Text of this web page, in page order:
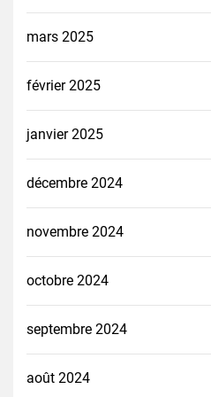
mars 2025
février 2025
janvier 2025
décembre 2024
novembre 2024
octobre 2024
septembre 2024
août 2024